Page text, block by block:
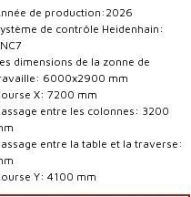
de production:2026
de contrôle Heidenhain:
dimensions de la zonne de
6000x2900 mm
X: 7200 mm
entre les colonnes: 3200
entre la table et la traverse:
Y: 4100 mm